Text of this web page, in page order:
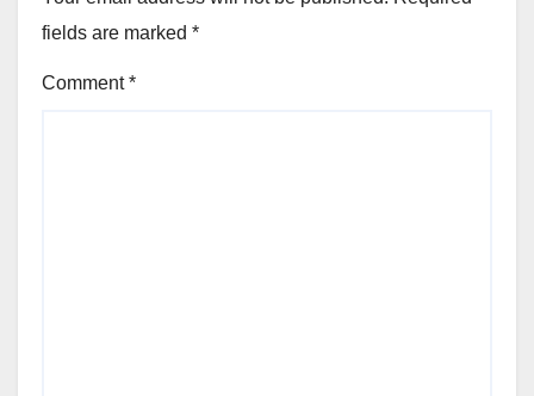
fields are marked *
Comment*